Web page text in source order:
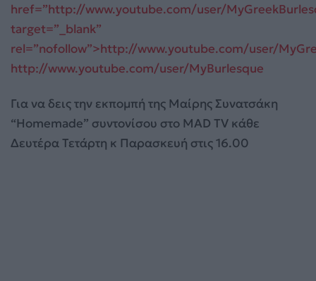
href=”http://www.youtube.com/user/
target=”_blank”
rel=”nofollow”>http://www.youtube.com/user/
http://www.youtube.com/user/MyBurlesque
Για να δεις την εκπομπή της Μαίρης Συνατσάκη
“Homemade” συντονίσου στο MAD TV κάθε
Δευτέρα Τετάρτη κ Παρασκευή στις 16.00